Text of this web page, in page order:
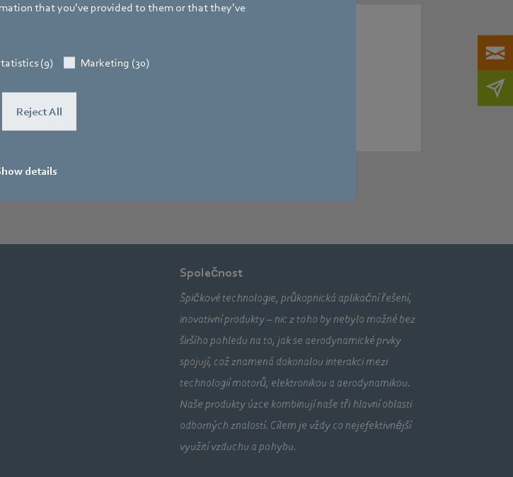
that you’ve provided to them or that they’ve
(9) Marketing (30)
Reject All
details
s vnějším rotorem
Společnost
Špičkové technologie, průkopnická aplikační řešení,
inovativní produkty – nic z toho by nebylo možné bez
širšího pohledu na to, jak se aerodynamické prvky
spojují, což znamená dokonalou interakci mezi
technologií motorů, elektronikou a aerodynamikou.
Naše produkty úzce kombinují naše tři hlavní oblasti
odborných znalostí. Cílem je vždy co nejefektivnější
využití vzduchu a pohybu.